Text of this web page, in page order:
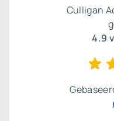
Culligan
4.9